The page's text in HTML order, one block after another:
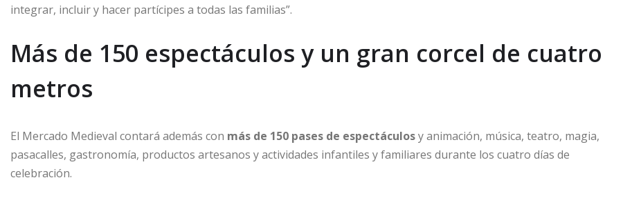
integrar, incluir y hacer partícipes a todas las familias”.
Más de 150 espectáculos y un gran corcel de cuatro
metros
El Mercado Medieval contará además con más de 150 pases de espectáculosy animación, música, teatro, magia,
pasacalles, gastronomía, productos artesanos y actividades infantiles y familiares durante los cuatro días de
celebración.